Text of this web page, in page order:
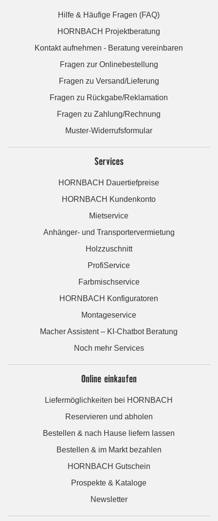
Hilfe & Häufige Fragen (FAQ)
HORNBACH Projektberatung
Kontakt aufnehmen - Beratung vereinbaren
Fragen zur Onlinebestellung
Fragen zu Versand/Lieferung
Fragen zu Rückgabe/Reklamation
Fragen zu Zahlung/Rechnung
Muster-Widerrufsformular
Services
HORNBACH Dauertiefpreise
HORNBACH Kundenkonto
Mietservice
Anhänger- und Transportervermietung
Holzzuschnitt
ProfiService
Farbmischservice
HORNBACH Konfiguratoren
Montageservice
Macher Assistent – KI-Chatbot Beratung
Noch mehr Services
Online einkaufen
Liefermöglichkeiten bei HORNBACH
Reservieren und abholen
Bestellen & nach Hause liefern lassen
Bestellen & im Markt bezahlen
HORNBACH Gutschein
Prospekte & Kataloge
Newsletter